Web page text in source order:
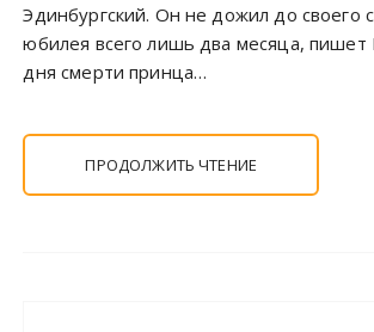
Эдинбургский. Он не дожил до своего
юбилея всего лишь два месяца,
дня смерти принца…
ПРОДОЛЖИТЬ ЧТЕНИЕ